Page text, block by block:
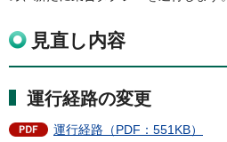
見直し内容
運行経路の変更
運行経路（PDF：551KB）